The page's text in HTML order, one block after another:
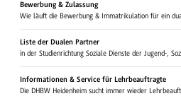
Bewerbung & Zulassung
Wie läuft die Bewerbung & Immatrikulation für ein
Liste der Dualen Partner
in der Studienrichtung Soziale Dienste der Jugend-,
Informationen & Service für Lehrbeauftragte
Die DHBW Heidenheim sucht immer wieder